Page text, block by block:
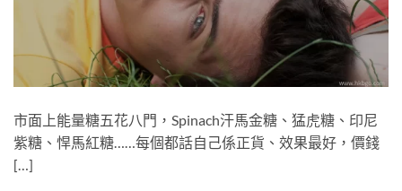
市面上能量糖五花八門，Spinach汗馬金糖、猛虎糖、印尼
紫糖、悍馬紅糖……每個都話自己係正貨、效果最好，價錢
[…]